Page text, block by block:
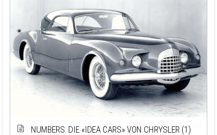
NUMBERS: DIE «IDEA CARS» VON CHRYSLER (1)